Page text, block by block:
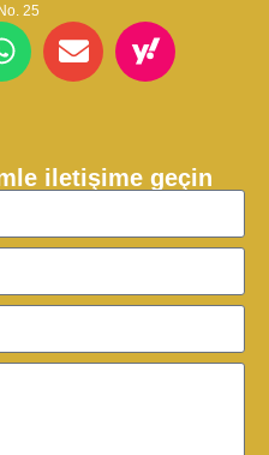
25
iletişime geçin